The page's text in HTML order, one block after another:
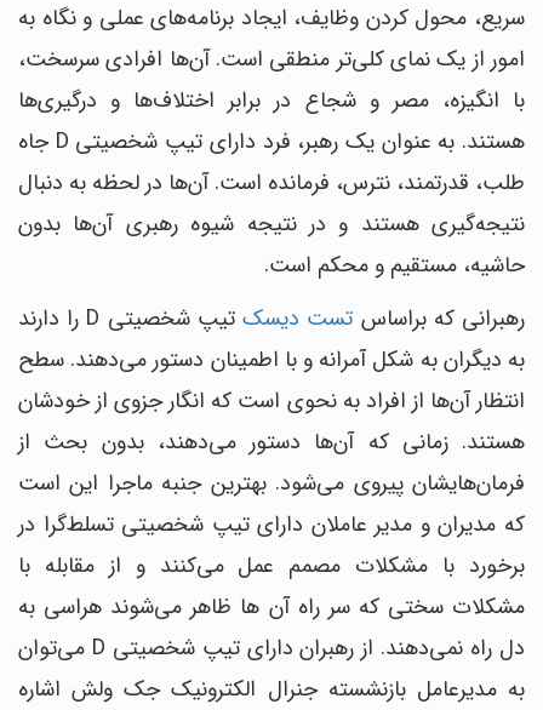
سریع، محول کردن وظایف، ایجاد برنامه‌های عملی و نگاه به
امور از یک نمای کلی‌تر منطقی است. آن‌ها افرادی سرسخت،
با انگیزه، مصر و شجاع در برابر اختلاف‌ها و درگیری‌ها
هستند. به عنوان یک رهبر، فرد دارای تیپ شخصیتی D جاه
طلب، قدرتمند، نترس، فرمانده است. آن‌ها در لحظه به دنبال
نتیجه‌گیری هستند و در نتیجه شیوه رهبری آن‌ها بدون
حاشیه، مستقیم و محکم است.
رهبرانی که براساس تست دیسک
تیپ شخصیتی D را دارند
به دیگران به شکل آمرانه و با اطمینان دستور می‌دهند. سطح
انتظار آن‌ها از افراد به نحوی است که انگار جزوی از خودشان
هستند. زمانی که آن‌ها دستور می‌دهند، بدون بحث از
فرمان‌هایشان پیروی می‌شود. بهترین جنبه ماجرا این است
که مدیران و مدیر عاملان دارای تیپ شخصیتی تسلط‌گرا در
برخورد با مشکلات مصمم عمل می‌کنند و از مقابله با
مشکلات سختی که سر راه آن ‌ها ظاهر می‌شوند هراسی به
دل راه نمی‌دهند. از رهبران دارای تیپ شخصیتی D می‌توان
به مدیرعامل بازنشسته جنرال الکترونیک جک ولش اشاره